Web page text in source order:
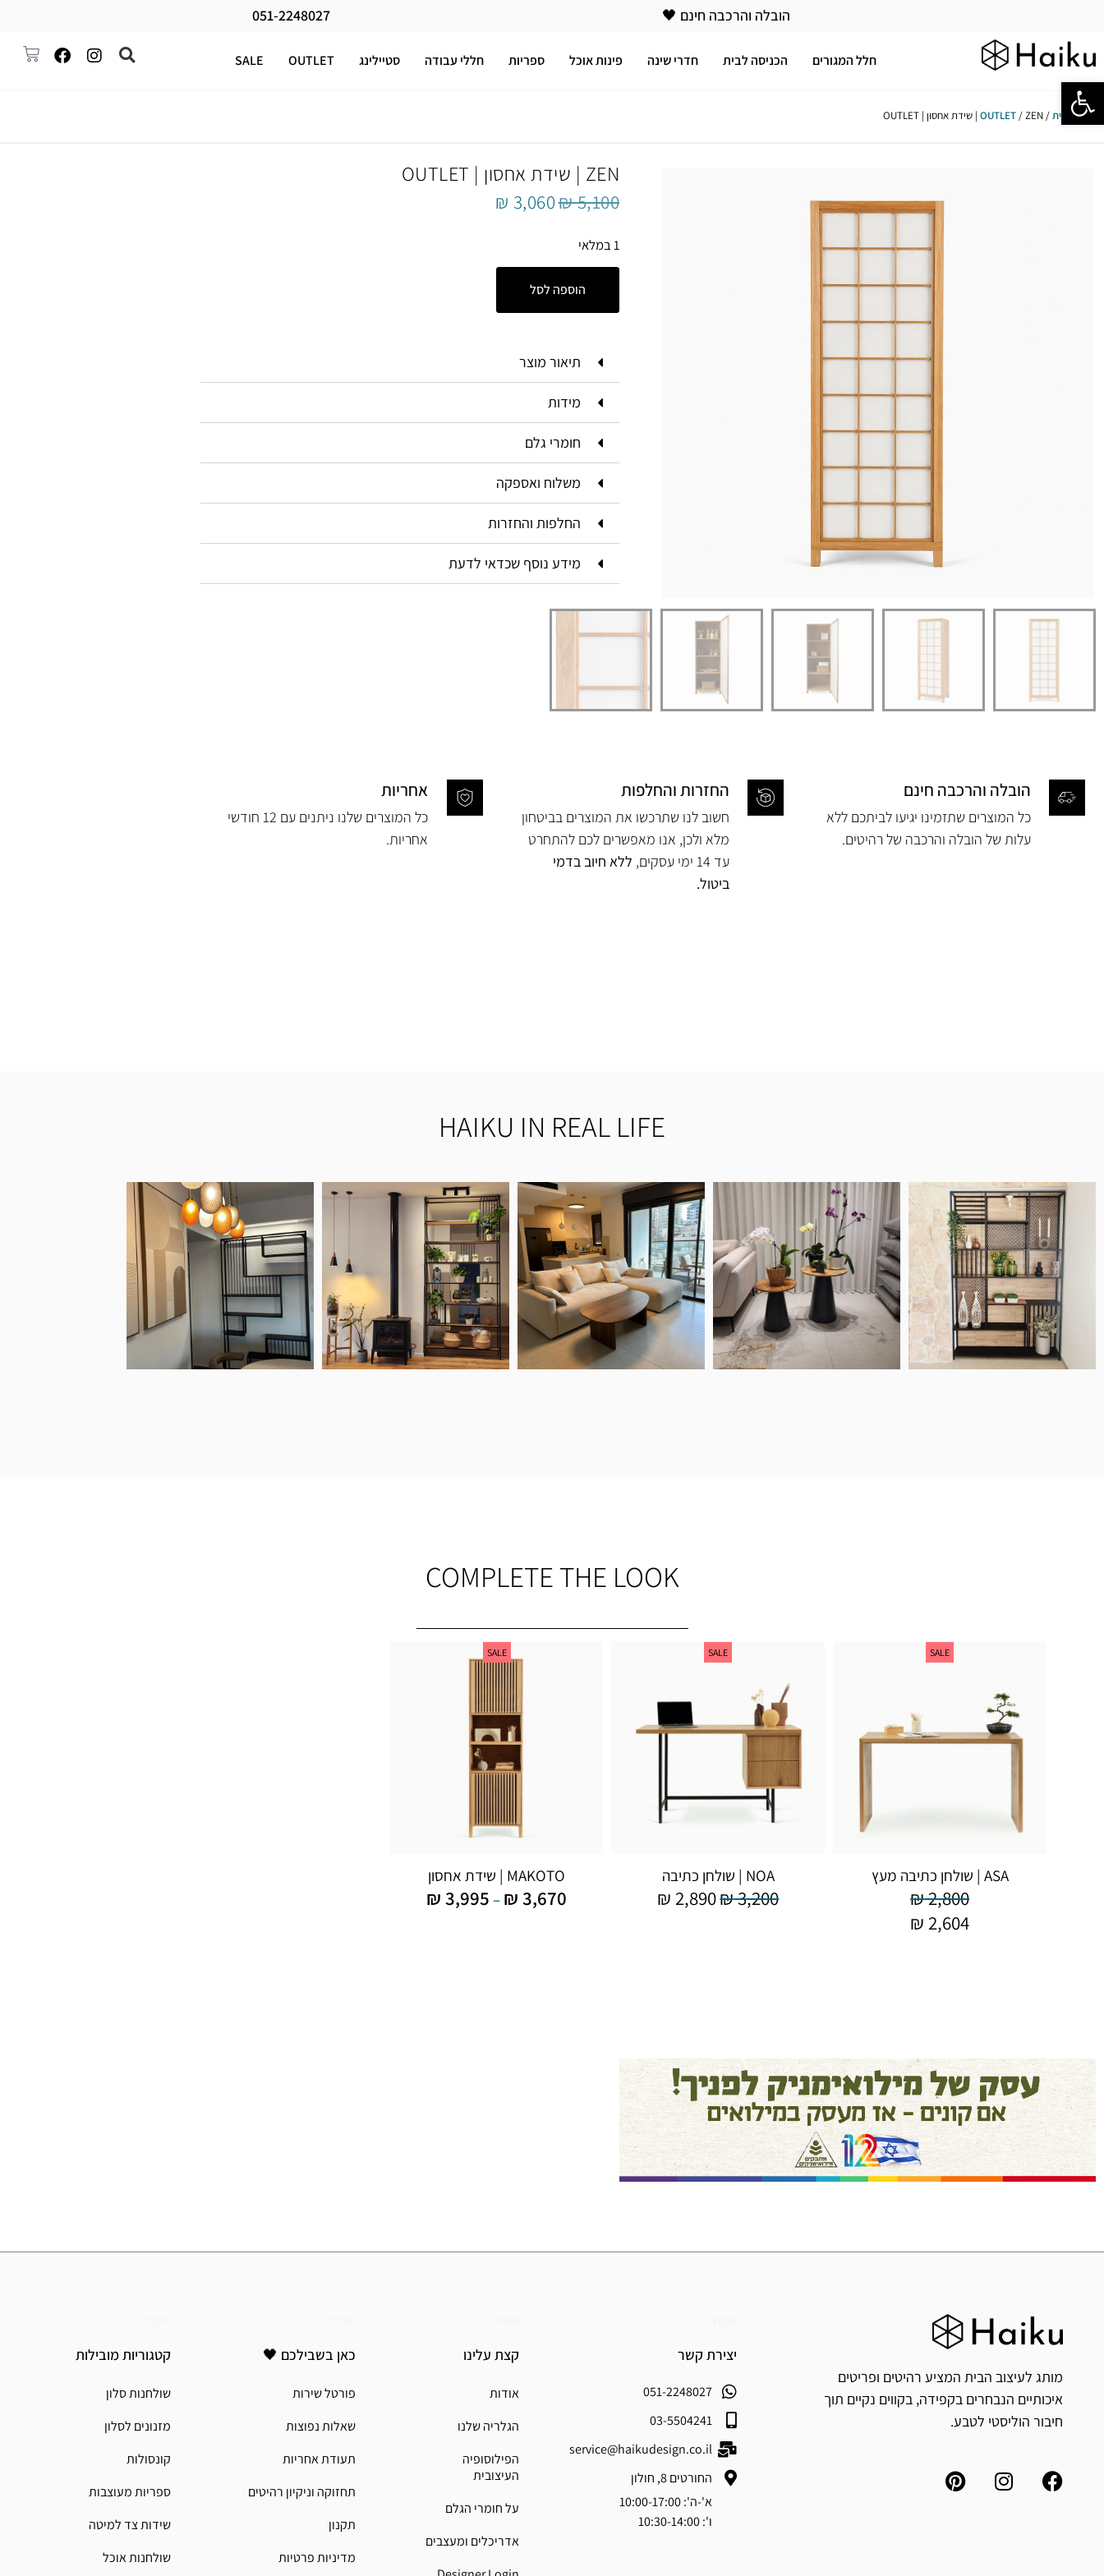
הובלה והרכבה חינם 🖤 051-2248027
חלל המגורים הכניסה לבית חדרי שינה פינות אוכל ספריות חללי עבודה סטיילינג OUTLET
SALE
עמוד הבית/
OUTLET / ZEN | שידת אחסון | OUTLET
ZEN | שידת אחסון | OUTLET
₪5,100
₪ 3,060
1 במלאי
הוספה לסל
תיאור מוצר
מידות
חומרי גלם
משלוח ואספקה
החלפות והחזרות
מידע נוסף שכדאי לדעת
הובלה והרכבה חינם
כל המוצרים שתזמינו יגיעו לביתכם ללא
עלות של הובלה והרכבה של רהיטים.
החזרות והחלפות
חשוב לנו שתרכשו את המוצרים בביטחון
מלא ולכן, אנו מאפשרים לכם להתחרט
עד 14 ימי עסקים,
ללא חיוב בדמי
ביטול.
אחריות
כל המוצרים שלנו ניתנים עם 12 חודשי
אחריות.
HAIKU IN REAL LIFE
COMPLETE THE LOOK
SALE
ASA | שולחן כתיבה מעץ
₪2,800
₪ 2,604
SALE
NOA | שולחן כתיבה
₪3,200
₪ 2,890
SALE
MAKOTO | שידת אחסון
₪ 3,670
–
₪ 3,995
מותג לעיצוב הבית המציע רהיטים ופריטים
איכותיים הנבחרים בקפידה, בקווים נקיים תוך
חיבור הוליסטי לטבע.
יצירת קשר
051-2248027
03-5504241
service@haikudesign.co.il
החורטים 8, חולון
א'-ה': 10:00-17:00
ו': 10:30-14:00
קצת עלינו
אודות
הגלריה שלנו
הפילוסופיה
העיצובית
על חומרי הגלם
אדריכלים ומעצבים
כאן בשבילכם 🖤
פורטל שירות
שאלות נפוצות
תעודת אחריות
תחזוקה וניקיון רהיטים
תקנון
מדיניות פרטיות
קטגוריות מובילות
שולחנות סלון
מזנונים לסלון
קונסולות
ספריות מעוצבות
שידות צד למיטה
שולחנות אוכל
פתח סרגל נגישות